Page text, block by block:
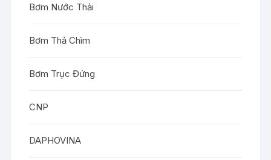
Bơm Nước Thải
Bơm Thả Chìm
Bơm Trục Đứng
CNP
DAPHOVINA